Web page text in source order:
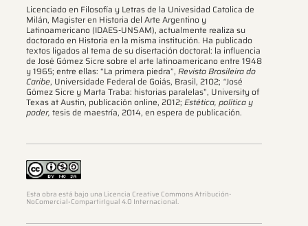
Licenciado en Filosofía y Letras de la Univesidad Catolica de
Milán, Magister en Historia del Arte Argentino y
Latinoamericano (IDAES-UNSAM), actualmente realiza su
doctorado en Historia en la misma institución. Ha publicado
textos ligados al tema de su disertación doctoral: la influencia
de José Gómez Sicre sobre el arte latinoamericano entre 1948
y 1965; entre ellas: “La primera piedra”, Revista Brasileira do
Caribe, Universidade Federal de Goiás, Brasil, 2102; “José
Gómez Sicre y Marta Traba: historias paralelas”, University of
Texas at Austin, publicación online, 2012; Estética, política y
poder, tesis de maestría, 2014, en espera de publicación.
Esta obra está bajo una Licencia Creative Commons Atribución-
NoComercial-CompartirIgual 4.0 Internacional.